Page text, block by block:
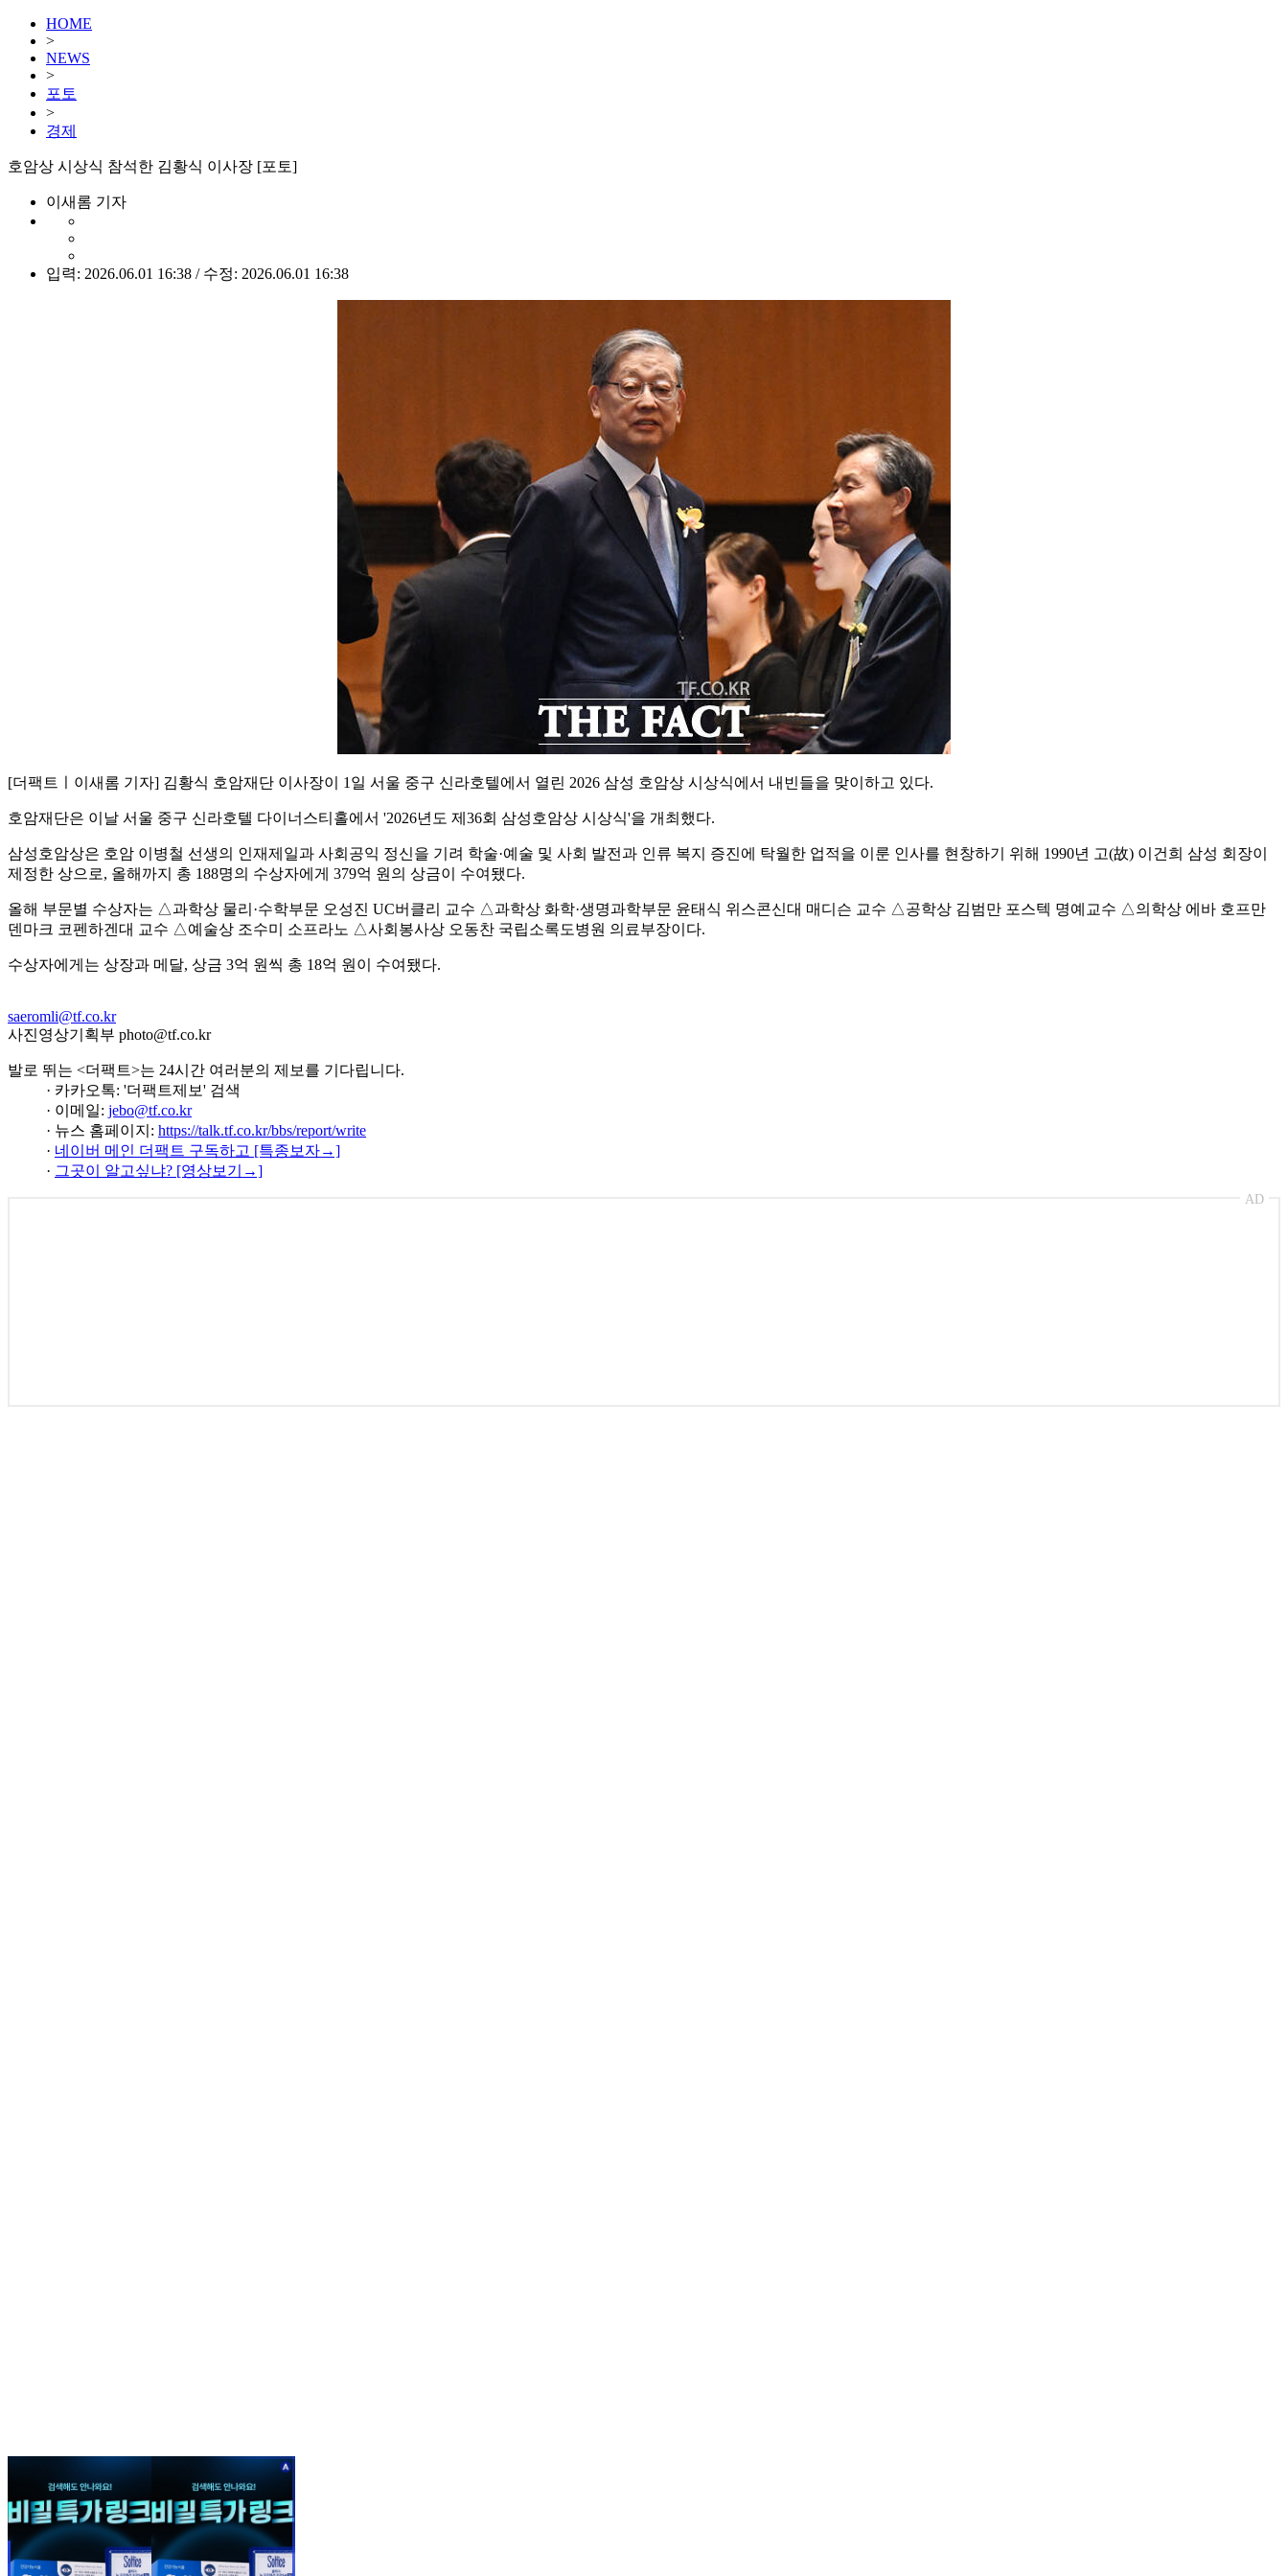
HOME
>
NEWS
>
포토
>
경제
호암상 시상식 참석한 김황식 이사장 [포토]
이새롬 기자
입력: 2026.06.01 16:38 / 수정: 2026.06.01 16:38
[더팩트ㅣ이새롬 기자] 김황식 호암재단 이사장이 1일 서울 중구 신라호텔에서 열린 2026 삼성 호암상 시상식에서 내빈들을 맞이하고 있다.
호암재단은 이날 서울 중구 신라호텔 다이너스티홀에서 '2026년도 제36회 삼성호암상 시상식'을 개최했다.
삼성호암상은 호암 이병철 선생의 인재제일과 사회공익 정신을 기려 학술·예술 및 사회 발전과 인류 복지 증진에 탁월한 업적을 이룬 인사를 현창하기 위해 1990년 고(故) 이건희 삼성 회장이
제정한 상으로, 올해까지 총 188명의 수상자에게 379억 원의 상금이 수여됐다.
올해 부문별 수상자는 △과학상 물리·수학부문 오성진 UC버클리 교수 △과학상 화학·생명과학부문 윤태식 위스콘신대 매디슨 교수 △공학상 김범만 포스텍 명예교수 △의학상 에바 호프만
덴마크 코펜하겐대 교수 △예술상 조수미 소프라노 △사회봉사상 오동찬 국립소록도병원 의료부장이다.
수상자에게는 상장과 메달, 상금 3억 원씩 총 18억 원이 수여됐다.
saeromli@tf.co.kr
사진영상기획부 photo@tf.co.kr
발로 뛰는 <더팩트>는 24시간 여러분의 제보를 기다립니다.
· 카카오톡: '더팩트제보' 검색
· 이메일: jebo@tf.co.kr
· 뉴스 홈페이지: https://talk.tf.co.kr/bbs/report/write
· 네이버 메인 더팩트 구독하고 [특종보자→]
· 그곳이 알고싶냐? [영상보기→]
AD